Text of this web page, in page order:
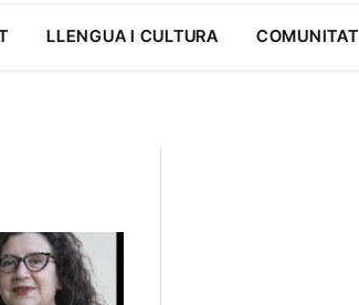
LLENGUA I CULTURA COMUNITAT